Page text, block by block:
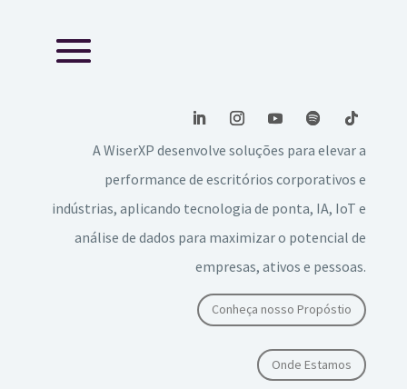
A WiserXP desenvolve soluções para elevar a
performance de escritórios corporativos e
indústrias, aplicando tecnologia de ponta, IA, IoT e
análise de dados para maximizar o potencial de
empresas, ativos e pessoas.
Conheça nosso Propóstio
Onde Estamos